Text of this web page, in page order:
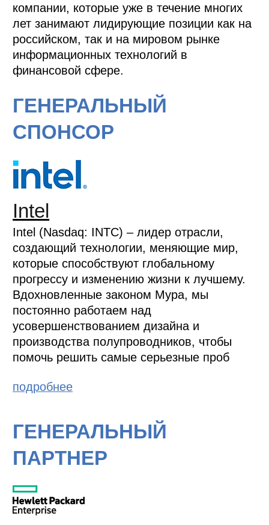
компании, которые уже в течение многих
лет занимают лидирующие позиции как на
российском, так и на мировом рынке
информационных технологий в
финансовой сфере.
ГЕНЕРАЛЬНЫЙ
СПОНСОР
Intel
Intel (Nasdaq: INTC) – лидер отрасли,
создающий технологии, меняющие мир,
которые способствуют глобальному
прогрессу и изменению жизни к лучшему.
Вдохновленные законом Мура, мы
постоянно работаем над
усовершенствованием дизайна и
производства полупроводников, чтобы
помочь решить самые серьезные проб
подробнее
ГЕНЕРАЛЬНЫЙ
ПАРТНЕР